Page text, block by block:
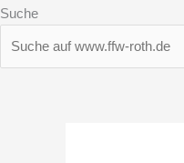
Suche